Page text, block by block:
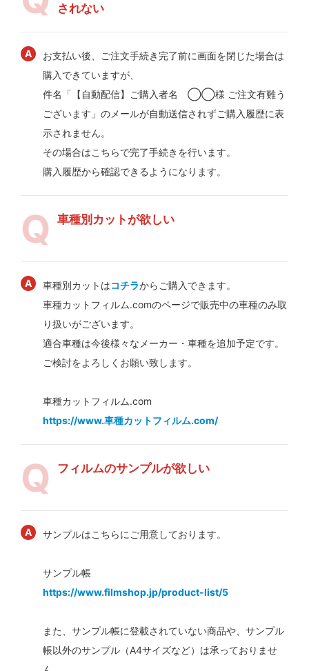
されない
お支払い後、ご注文手続き完了前に画面を閉じた場合は
購入できていますが、
件名「【自動配信】ご購入者名 ◯◯様 ご注文有難う
ございます」のメールが自動送信されずご購入履歴に表
示されません。
その場合はこちらで完了手続きを行います。
購入履歴から確認できるようになります。
車種別カットが欲しい
車種別カットはコチラからご購入できます。
車種カットフィルム.comのページで販売中の車種のみ取
り扱いがございます。
適合車種は今後様々なメーカー・車種を追加予定です。
ご検討をよろしくお願い致します。
車種カットフィルム.com
https://www.車種カットフィルム.com/
フィルムのサンプルが欲しい
サンプルはこちらにご用意しております。
サンプル帳
https://www.filmshop.jp/product-list/5
また、サンプル帳に登載されていない商品や、サンプル
帳以外のサンプル（A4サイズなど）は承っておりませ